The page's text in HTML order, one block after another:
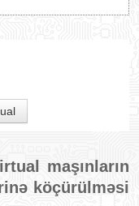
maşınların
köçürülməsi